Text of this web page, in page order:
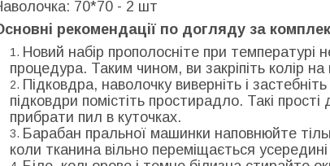
70*70 - 2 шт
рекомендації по догляду за
Новий набір прополосніте при температурі
процедура. Таким чином, ви закріпіть колір
Підковдра, наволочку виверніть і
підковдри помістіть простирадло. Такі
прибрати пил в куточках.
Барабан пральної машинки наповнюйте
коли тканина вільно переміщається